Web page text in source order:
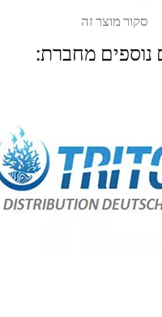
סקור מוצר זה
נוספים מחברת: